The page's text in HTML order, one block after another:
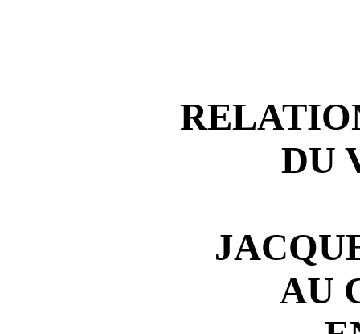
DU
AU